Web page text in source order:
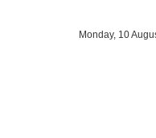
Monday, 10